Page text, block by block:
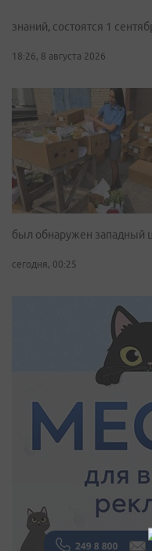
знаний, состоятся 1
18:26, 8 августа 2026
был обнаружен западный
сегодня, 00:25